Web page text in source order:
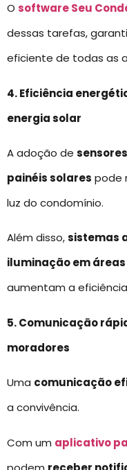
O software Seu
dessas tarefas,
eficiente de todas as
4. Eficiência
energia solar
A adoção de
painéis solares pode
luz do condomínio.
Além disso,sistemas
iluminação em
aumentam a
5. Comunicação
moradores
Uma comunicação
a convivência.
Com um aplicativo